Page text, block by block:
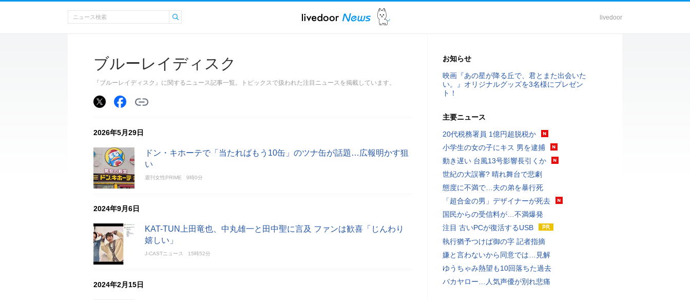
livedoor
ブルーレイディスク
『ブルーレイディスク』に関するニュース記事一覧。トピックスで扱われた注目ニュースを掲載しています。
2026年5月29日
ドン・キホーテで「当たればもう10缶」のツナ缶が話題…広報明かす狙
い
週刊女性PRIME 9時0分
2024年9月6日
KAT-TUN上田竜也、中丸雄一と田中聖に言及 ファンは歓喜「じんわり
嬉しい」
J-CASTニュース 15時52分
2024年2月15日
お知らせ
映画『あの星が降る丘で、君とまた出会いた
い。』オリジナルグッズを3名様にプレゼン
ト！
主要ニュース
20代税務署員 1億円超脱税か
小学生の女の子にキス 男を逮捕
動き遅い 台風13号影響長引くか
世紀の大誤審? 晴れ舞台で悲劇
態度に不満で…夫の弟を暴行死
「超合金の男」デザイナーが死去
国民からの受信料が…不満爆発
注目 古いPCが復活するUSB
執行猶予つけば御の字 記者指摘
嫌と言わないから同意では…見解
ゆうちゃみ熱望も10回落ちた過去
バカヤロー…人気声優が別れ悲痛